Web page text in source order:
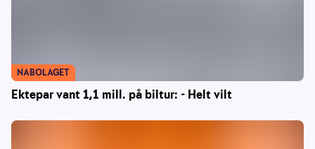
Ektepar vant 1,1 mill. på biltur: - Helt vilt
NABOLAGET